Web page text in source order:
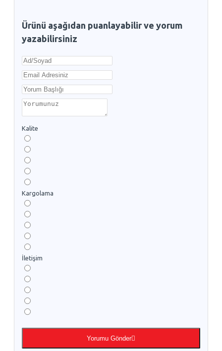
Ürünü aşağıdan puanlayabilir ve yorum
yazabilirsiniz
Kalite
Kargolama
İletişim
Yorumu Gönder